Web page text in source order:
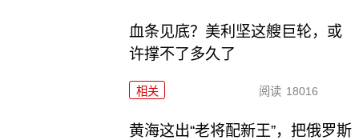
血条见底？美利坚这艘巨轮，或
许撑不了多久了
相关 阅读 18016
黄海这出“老将配新王”，把俄罗斯